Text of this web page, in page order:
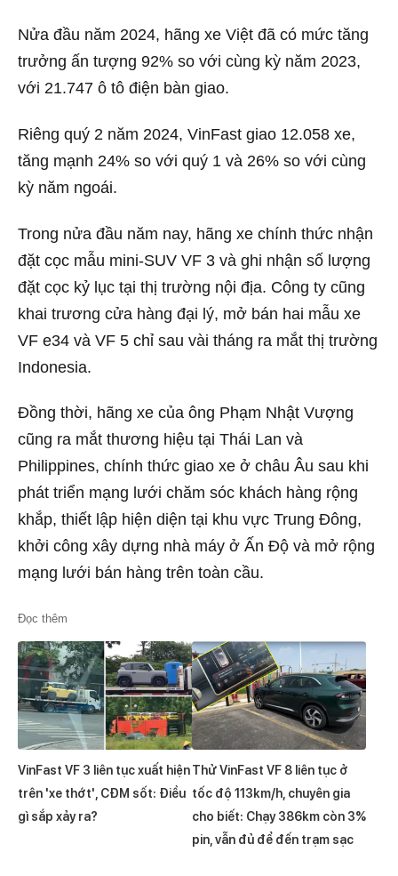
Nửa đầu năm 2024, hãng xe Việt đã có mức tăng
trưởng ấn tượng 92% so với cùng kỳ năm 2023,
với 21.747 ô tô điện bàn giao.
Riêng quý 2 năm 2024, VinFast giao 12.058 xe,
tăng mạnh 24% so với quý 1 và 26% so với cùng
kỳ năm ngoái.
Trong nửa đầu năm nay, hãng xe chính thức nhận
đặt cọc mẫu mini-SUV VF 3 và ghi nhận số lượng
đặt cọc kỷ lục tại thị trường nội địa. Công ty cũng
khai trương cửa hàng đại lý, mở bán hai mẫu xe
VF e34 và VF 5 chỉ sau vài tháng ra mắt thị trường
Indonesia.
Đồng thời, hãng xe của ông Phạm Nhật Vượng
cũng ra mắt thương hiệu tại Thái Lan và
Philippines, chính thức giao xe ở châu Âu sau khi
phát triển mạng lưới chăm sóc khách hàng rộng
khắp, thiết lập hiện diện tại khu vực Trung Đông,
khởi công xây dựng nhà máy ở Ấn Độ và mở rộng
mạng lưới bán hàng trên toàn cầu.
Đọc thêm
VinFast VF 3 liên tục xuất hiện
trên 'xe thớt', CĐM sốt: Điều
gì sắp xảy ra?
Thử VinFast VF 8 liên tục ở
tốc độ 113km/h, chuyên gia
cho biết: Chạy 386km còn 3%
pin, vẫn đủ để đến trạm sạc